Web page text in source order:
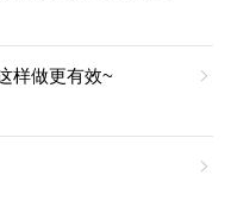
样做更有效~